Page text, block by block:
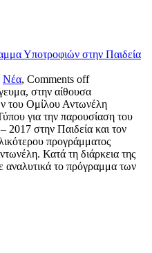
Υποτροφιών στην Παιδεία
Νέα, Comments off
στην αίθουσα
του Ομίλου Αντωνέλη
για την παρουσίαση του
στην Παιδεία και τον
προγράμματος
Κατά τη διάρκεια της
αναλυτικά το πρόγραμμα των